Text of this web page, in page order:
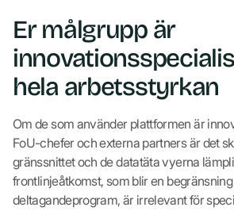
Er målgrupp är
hela arbetsstyrkan
Om de som använder plattformen är
FoU-chefer och externa partners är det
gränssnittet och de datatäta vyerna
frontlinjeåtkomst, som blir en
deltagandeprogram, är irrelevant för